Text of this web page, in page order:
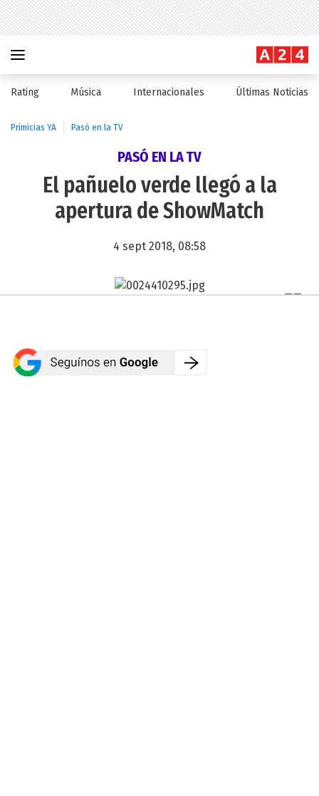
Rating Música Internacionales Últimas Noticias
Primicias YA Pasó en la TV
PASÓ EN LA TV
El pañuelo verde llegó a la
apertura de ShowMatch
4 sept 2018, 08:58